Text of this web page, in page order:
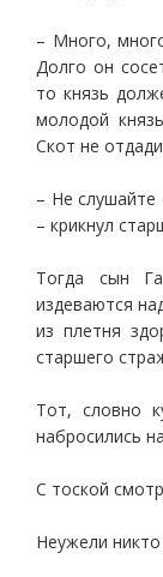
– Много,
Долго он
то князь
молодой
Скот не
– Не слушайте
– крикнул
Тогда сын
издеваются
из плетня
старшего
Тот, словно
набросились
С тоской
Неужели никто